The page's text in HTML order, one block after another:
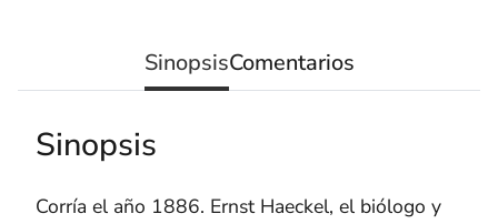
SinopsisComentarios
Sinopsis
Co­rría el año 1886. Ernst Hae­ckel, el bió­lo­go y